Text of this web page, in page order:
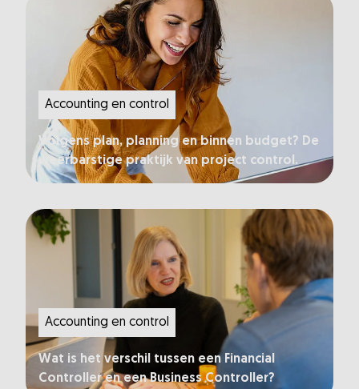
Accounting en control
Volgens plan, planning en binnen budget? De
weerbarstige praktijk van project control.
Accounting en control
Wat is het verschil tussen een Financial
Controller en een Business Controller?